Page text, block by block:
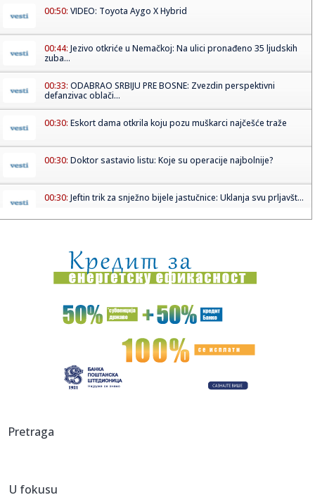
00:50: VIDEO: Toyota Aygo X Hybrid
00:44: Jezivo otkriće u Nemačkoj: Na ulici pronađeno 35 ljudskih
zuba...
00:33: ODABRAO SRBIJU PRE BOSNE: Zvezdin perspektivni
defanzivac oblači...
00:30: Eskort dama otkrila koju pozu muškarci najčešće traže
00:30: Doktor sastavio listu: Koje su operacije najbolnije?
00:30: Jeftin trik za snježno bijele jastučnice: Uklanja svu prljavšt...
00:26:Zbog poplava evakuisane hiljade ljudi na Havajima
00:15:Napad dronovima kod aerodroma u Bagdadu: Gađana
strateška baza!
ZVEZDA KAO EVROPSKI VELIKAN, A ONDA – POTOP: Đurović
00:13:Partizan kao gost počistio Zvezdu u odbojkaškom derbiju!
Pretraga
U fokusu